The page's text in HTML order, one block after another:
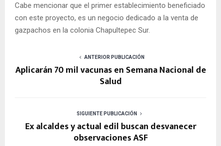
Cabe mencionar que el primer establecimiento beneficiado
con este proyecto, es un negocio dedicado a la venta de
gazpachos en la colonia Chapultepec Sur.
ANTERIOR PUBLICACIÓN
Aplicarán 70 mil vacunas en Semana Nacional de
Salud
SIGUIENTE PUBLICACIÓN
Ex alcaldes y actual edil buscan desvanecer
observaciones ASF